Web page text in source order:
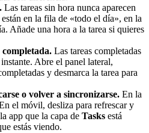
Las tareas sin hora nunca aparecen
en la fila de «todo el día», en la
Añade una hora a la tarea si quieres
completada. Las tareas completadas
Abre el panel lateral,
y desmarca la tarea para
o volver a sincronizarse. En la
el móvil, desliza para refrescar y
app que la capa de Tasks está
estás viendo.